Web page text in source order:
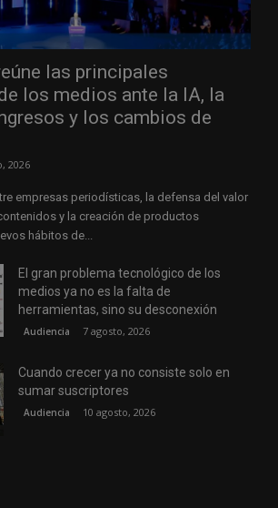
las principales
los medios ante la IA, la
y los cambios de
2026
empresas periodísticas, la defensa del valor
y la creación de productos
hábitos de...
El gran problema tecnológico de los
medios ya no es la falta de
herramientas, sino su desconexión
Audiencia 7 agosto, 2026
Cuando crecer ya no consiste solo en
sumar suscriptores
Audiencia 10 agosto, 2026